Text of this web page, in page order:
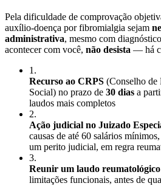
Pela dificuldade de comprovação
auxílio-doença por fibromialgia sejam
administrativa, mesmo com
acontecer com você, não desista — há
1 .
Recurso ao CRPS (Conselho de
Social) no prazo de 30 dias a
laudos mais completos
2.
Ação judicial no Juizado
causas de até 60 salários
um perito judicial, em regra
3.
Reunir um laudo
limitações funcionais, antes de